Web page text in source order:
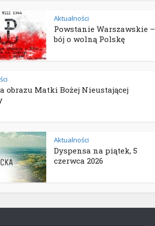
Aktualności
Powstanie Warszawskie –
bój o wolną Polskę
obrazu Matki Bożej Nieustającej
Aktualności
Dyspensa na piątek, 5
czerwca 2026